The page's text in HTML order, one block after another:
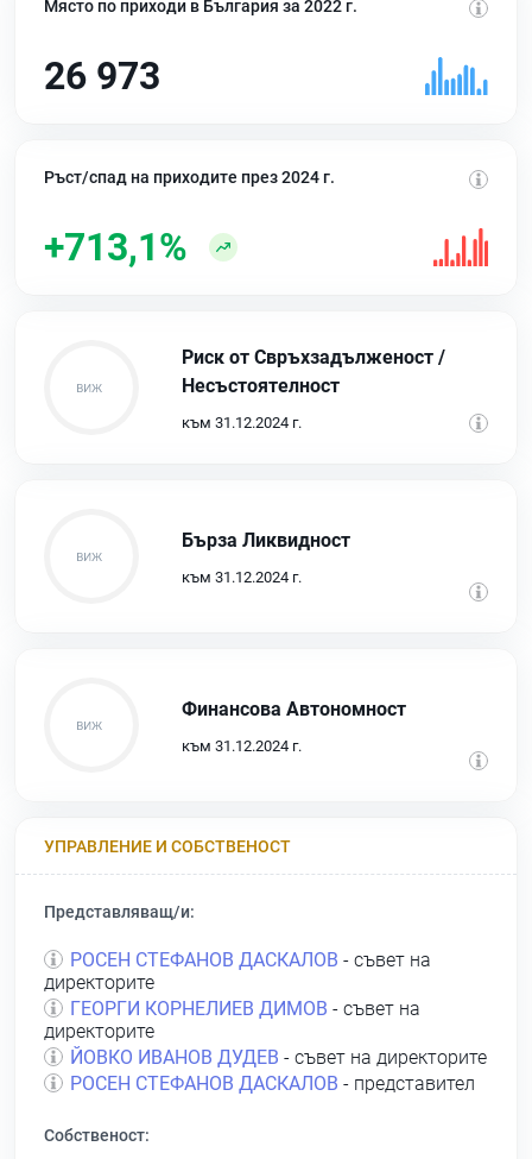
Място по приходи в България за 2022 г.
26 973
Ръст/спад на приходите през 2024 г.
+713,1%
Риск от Свръхзадълженост /
Несъстоятелност
към 31.12.2024 г.
Бърза Ликвидност
към 31.12.2024 г.
Финансова Автономност
към 31.12.2024 г.
УПРАВЛЕНИЕ И СОБСТВЕНОСТ
Представляващ/и:
РОСЕН СТЕФАНОВ ДАСКАЛОВ - съвет на
директорите
ГЕОРГИ КОРНЕЛИЕВ ДИМОВ - съвет на
директорите
ЙОВКО ИВАНОВ ДУДЕВ - съвет на директорите
РОСЕН СТЕФАНОВ ДАСКАЛОВ - представител
Собственост: